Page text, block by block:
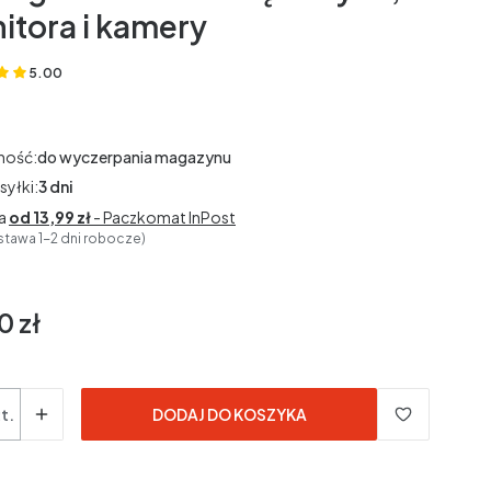
i kamery
5.00
(Oceny: 5 Recenzje: 0)
do wyczerpania magazynu
3 dni
od 13,99 zł- Paczkomat InPost
1-2 dni robocze)
zł
DODAJ DO KOSZYKA